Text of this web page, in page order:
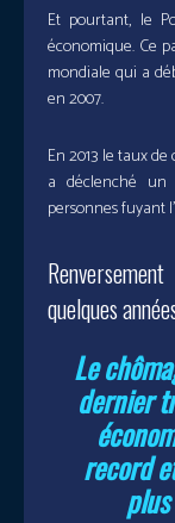
Et pourtant, le
économique. Ce
mondiale qui a
en 2007.
En 2013 le taux
a déclenché
personnes fuyant
quelques
Le
dernier
record